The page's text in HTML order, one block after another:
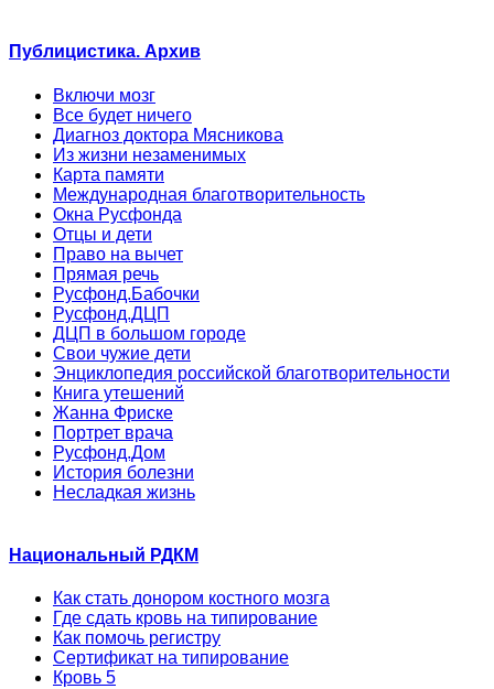
Публицистика. Архив
Включи мозг
Все будет ничего
Диагноз доктора Мясникова
Из жизни незаменимых
Карта памяти
Международная благотворительность
Окна Русфонда
Отцы и дети
Право на вычет
Прямая речь
Русфонд.Бабочки
Русфонд.ДЦП
ДЦП в большом городе
Свои чужие дети
Энциклопедия российской благотворительности
Книга утешений
Жанна Фриске
Портрет врача
Русфонд.Дом
История болезни
Несладкая жизнь
Национальный РДКМ
Как стать донором костного мозга
Где сдать кровь на типирование
Как помочь регистру
Сертификат на типирование
Кровь 5